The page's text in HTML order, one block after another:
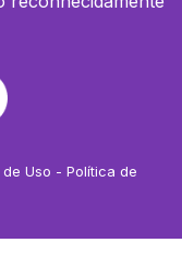
Uso - Política de